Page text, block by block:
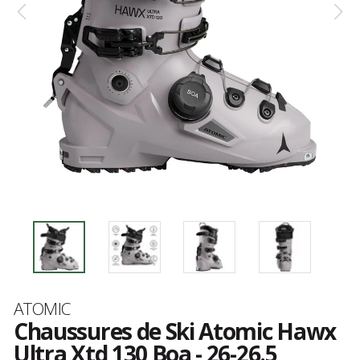
Marque
ATOMIC
Chaussures de Ski Atomic Hawx
Ultra Xtd 130 Boa - 26-26.5